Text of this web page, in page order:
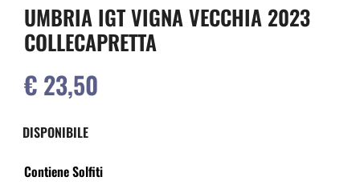
UMBRIA IGT VIGNA VECCHIA 2023
COLLECAPRETTA
€ 23,50
DISPONIBILE
Contiene Solfiti